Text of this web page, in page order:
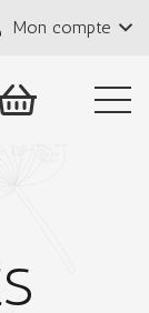
Mon compte